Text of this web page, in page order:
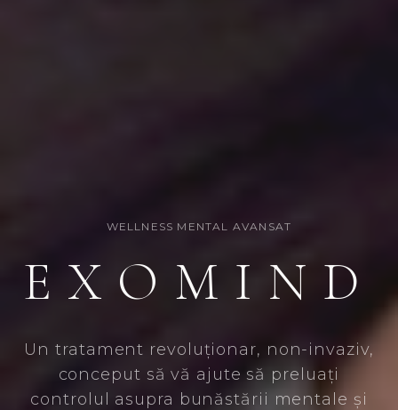
WELLNESS MENTAL AVANSAT
EXOMIND
Un tratament revoluționar, non-invaziv,
conceput să vă ajute să preluați
controlul asupra bunăstării mentale și